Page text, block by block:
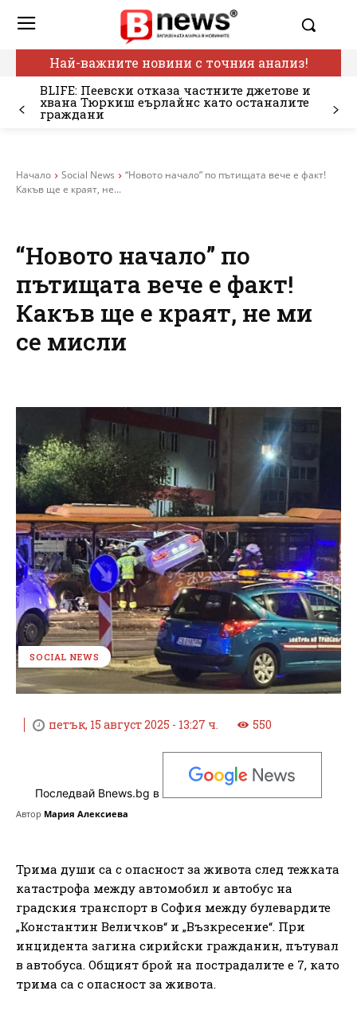
Най-важните новини с точния анализ!
BLIFE: Пеевски отказа частните джетове и
хвана Тюркиш еърлайнс като останалите
граждани
Начало Social News
“Новото начало” по пътищата вече е факт!
Какъв ще е краят, не...
“Новото начало” по
пътищата вече е факт!
Какъв ще е краят, не ми
се мисли
SOCIAL NEWS
петък, 15 август 2025 - 13:27 ч. 550
Последвай Bnews.bg в
Автор Мария Алексиева
Трима души са с опасност за живота след тежката
катастрофа между автомобил и автобус на
градския транспорт в София между булевардите
„Константин Величков“ и „Възкресение“. При
инцидента загина сирийски гражданин, пътувал
в автобуса. Общият брой на пострадалите е 7, като
трима са с опасност за живота.